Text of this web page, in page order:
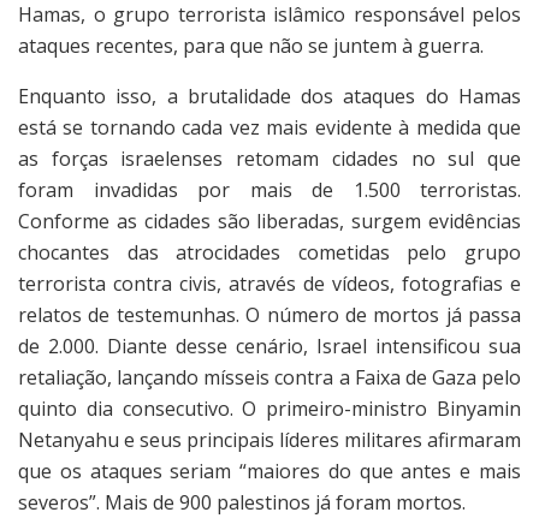
Hamas, o grupo terrorista islâmico responsável pelos
ataques recentes, para que não se juntem à guerra.
Enquanto isso, a brutalidade dos ataques do Hamas
está se tornando cada vez mais evidente à medida que
as forças israelenses retomam cidades no sul que
foram invadidas por mais de 1.500 terroristas.
Conforme as cidades são liberadas, surgem evidências
chocantes das atrocidades cometidas pelo grupo
terrorista contra civis, através de vídeos, fotografias e
relatos de testemunhas. O número de mortos já passa
de 2.000. Diante desse cenário, Israel intensificou sua
retaliação, lançando mísseis contra a Faixa de Gaza pelo
quinto dia consecutivo. O primeiro-ministro Binyamin
Netanyahu e seus principais líderes militares afirmaram
que os ataques seriam “maiores do que antes e mais
severos”. Mais de 900 palestinos já foram mortos.